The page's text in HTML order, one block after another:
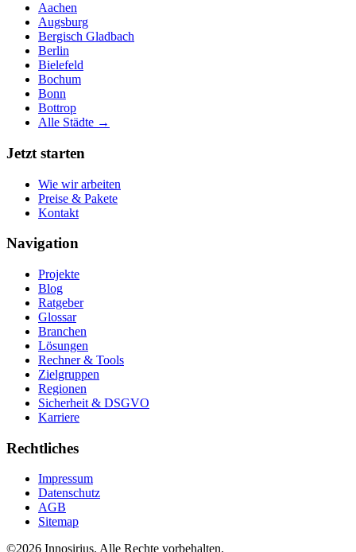
Aachen
Augsburg
Bergisch Gladbach
Berlin
Bielefeld
Bochum
Bonn
Bottrop
Alle Städte →
Jetzt starten
Wie wir arbeiten
Preise & Pakete
Kontakt
Navigation
Projekte
Blog
Ratgeber
Glossar
Branchen
Lösungen
Rechner & Tools
Zielgruppen
Regionen
Sicherheit & DSGVO
Karriere
Rechtliches
Impressum
Datenschutz
AGB
Sitemap
©2026 Innosirius. Alle Rechte vorbehalten.